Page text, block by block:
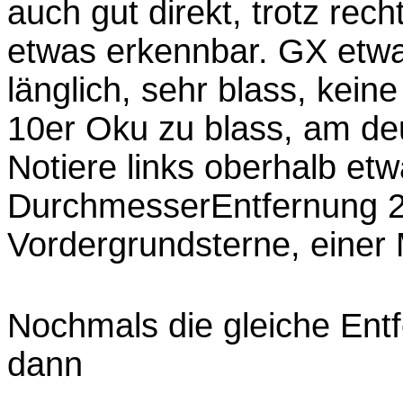
auch gut direkt, trotz
etwas erkennbar. GX
länglich, sehr blass,
10er Oku zu blass, am
Notiere links oberhalb
DurchmesserEntfernung
Vordergrundsterne, einer
Nochmals die gleiche
dann